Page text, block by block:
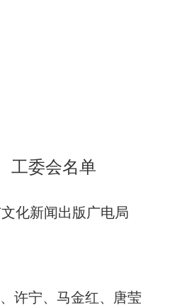
工委会名单
化新闻出版广电局
许宁、马金红、唐莹